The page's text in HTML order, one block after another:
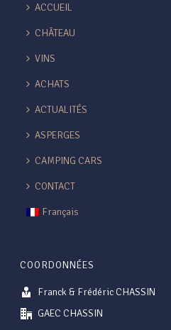
ACCUEIL
CHÂTEAU
VINS
ACHATS
ACTUALITÉS
ASPERGES
CAMPING CARS
CONTACT
Français
COORDONNÉES
Franck & Frédéric CHASSIN
GAEC CHASSIN